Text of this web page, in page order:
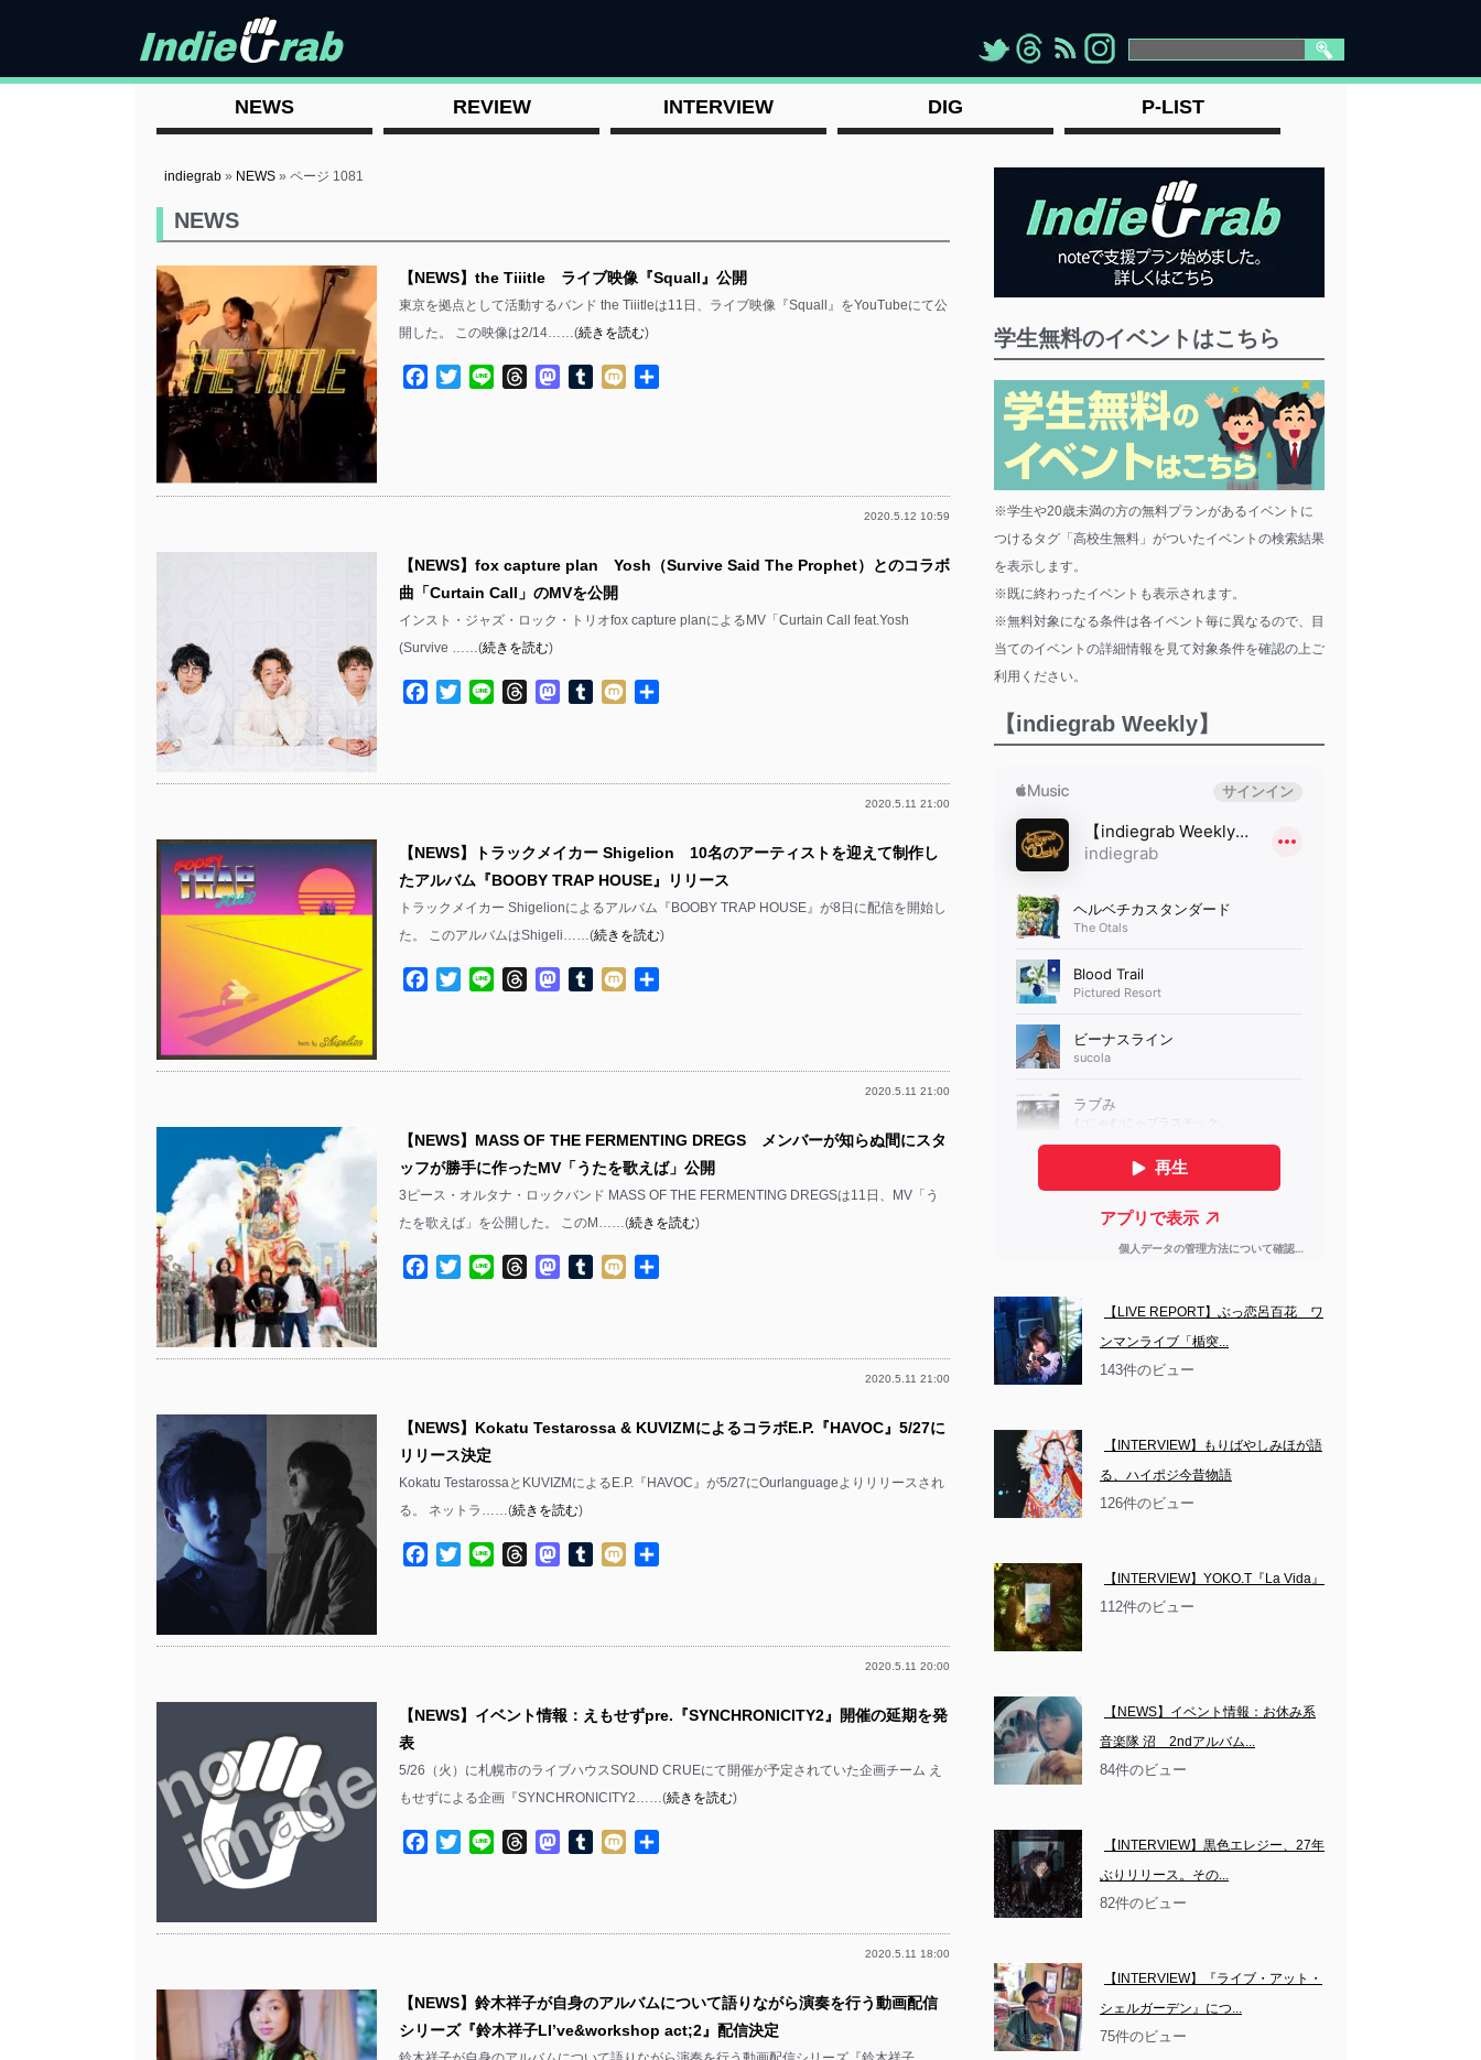
"> "> "> " >
NEWS REVIEW INTERVIEW DIG P-LIST
indiegrab » NEWS »ページ 1081
NEWS
【NEWS】the Tiiitle ライブ映像『Squall』公開
東京を拠点として活動するバンド the Tiiitleは11日、ライブ映像『Squall』をYouTubeにて公
開した。 この映像は2/14……(続きを読む)
Facebook
TwitterLine ThreadsMastodon
TumblrMixi
2020.5.12 10:59
【NEWS】fox capture plan Yosh（Survive Said The Prophet）とのコラボ
曲「Curtain Call」のMVを公開
インスト・ジャズ・ロック・トリオfox capture planによるMV「Curtain Call feat.Yosh
(Survive ……(続きを読む)
Facebook
TwitterLine ThreadsMastodon
TumblrMixi
2020.5.11 21:00
【NEWS】トラックメイカー Shigelion 10名のアーティストを迎えて制作し
たアルバム『BOOBY TRAP HOUSE』リリース
トラックメイカー Shigelionによるアルバム『BOOBY TRAP HOUSE』が8日に配信を開始し
た。 このアルバムはShigeli……(続きを読む)
Facebook
TwitterLine ThreadsMastodon
TumblrMixi
2020.5.11 21:00
【NEWS】MASS OF THE FERMENTING DREGS メンバーが知らぬ間にスタ
ッフが勝手に作ったMV「うたを歌えば」公開
3ピース・オルタナ・ロックバンド MASS OF THE FERMENTING DREGSは11日、MV「う
たを歌えば」を公開した。 このM……(続きを読む)
Facebook
TwitterLine ThreadsMastodon
TumblrMixi
2020.5.11 21:00
【NEWS】Kokatu Testarossa & KUVIZMによるコラボE.P.『HAVOC』5/27に
リリース決定
Kokatu TestarossaとKUVIZMによるE.P.『HAVOC』が5/27にOurlanguageよりリリースされ
る。 ネットラ……(続きを読む)
Facebook
TwitterLine ThreadsMastodon
TumblrMixi
2020.5.11 20:00
【NEWS】イベント情報：えもせずpre.『SYNCHRONICITY2』開催の延期を発
表
5/26（火）に札幌市のライブハウスSOUND CRUEにて開催が予定されていた企画チーム え
もせずによる企画『SYNCHRONICITY2……(続きを読む)
Facebook
TwitterLine ThreadsMastodon
TumblrMixi
2020.5.11 18:00
【NEWS】鈴木祥子が自身のアルバムについて語りながら演奏を行う動画配信
シリーズ『鈴木祥子LI’ve&workshop act;2』配信決定
学生無料のイベントはこちら
※学生や20歳未満の方の無料プランがあるイベントに
つけるタグ「高校生無料」がついたイベントの検索結果
を表示します。
※既に終わったイベントも表示されます。
※無料対象になる条件は各イベント毎に異なるので、目
当てのイベントの詳細情報を見て対象条件を確認の上ご
利用ください。
【indiegrab Weekly】
【LIVE REPORT】ぶっ恋呂百花　ワ
ンマンライブ「楯突...
143件のビュー
【INTERVIEW】もりばやしみほが語
る、ハイポジ今昔物語
126件のビュー
【INTERVIEW】YOKO.T『La Vida』
112件のビュー
【NEWS】イベント情報：お休み系
音楽隊 沼　2ndアルバム...
84件のビュー
【INTERVIEW】黒色エレジー、27年
ぶりリリース。その...
82件のビュー
【INTERVIEW】『ライブ・アット・
シェルガーデン』につ...
75件のビュー